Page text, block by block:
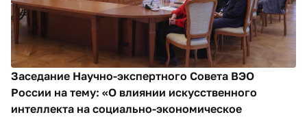
Заседание Научно-экспертного Совета ВЭО
России на тему: «О влиянии искусственного
интеллекта на социально-экономическое